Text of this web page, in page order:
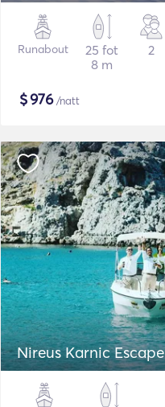
Runabout
25 fot
8 m
2
$976/natt
Nireus Karnic Escape